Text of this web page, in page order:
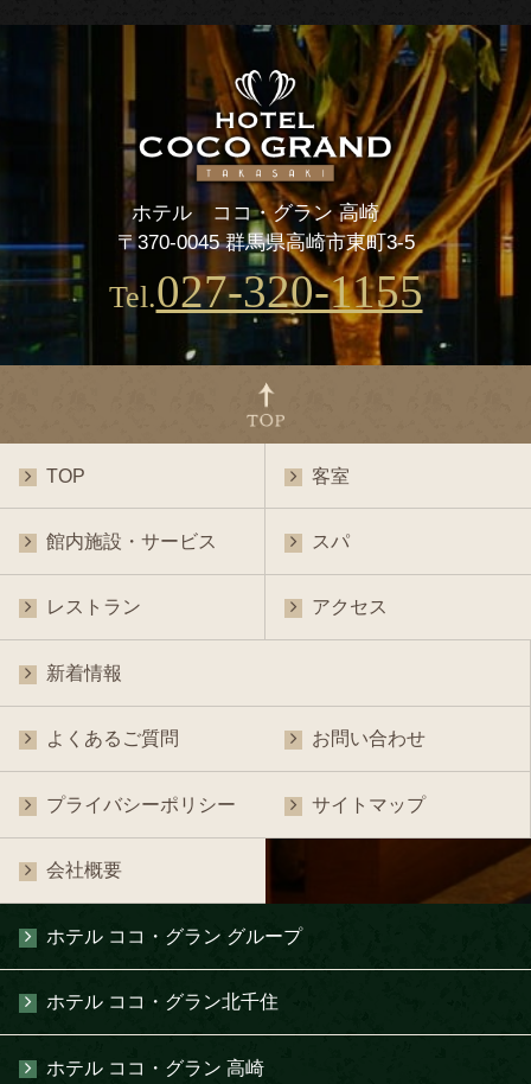
ホテル ココ・グラン 高崎
〒370-0045 群馬県高崎市東町3-5
Tel.027-320-1155
TOP 客室
館内施設・サービス スパ
レストラン アクセス
新着情報
よくあるご質問 お問い合わせ
プライバシーポリシー サイトマップ
会社概要
ホテル ココ・グラン グループ
ホテル ココ・グラン北千住
ホテル ココ・グラン 高崎